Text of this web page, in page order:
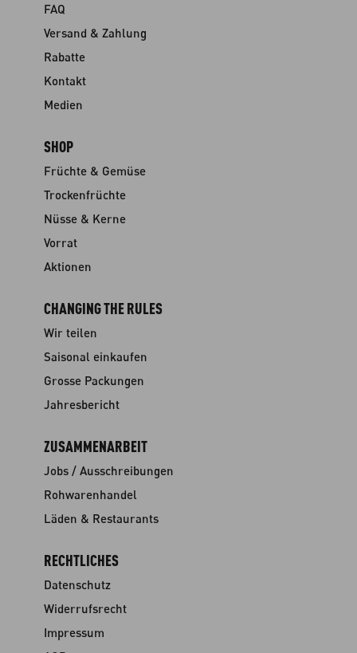
FAQ
Versand & Zahlung
Rabatte
Kontakt
Medien
SHOP
Früchte & Gemüse
Trockenfrüchte
Nüsse & Kerne
Vorrat
Aktionen
CHANGING THE RULES
Wir teilen
Saisonal einkaufen
Grosse Packungen
Jahresbericht
ZUSAMMENARBEIT
Jobs / Ausschreibungen
Rohwarenhandel
Läden & Restaurants
RECHTLICHES
Datenschutz
Widerrufsrecht
Impressum